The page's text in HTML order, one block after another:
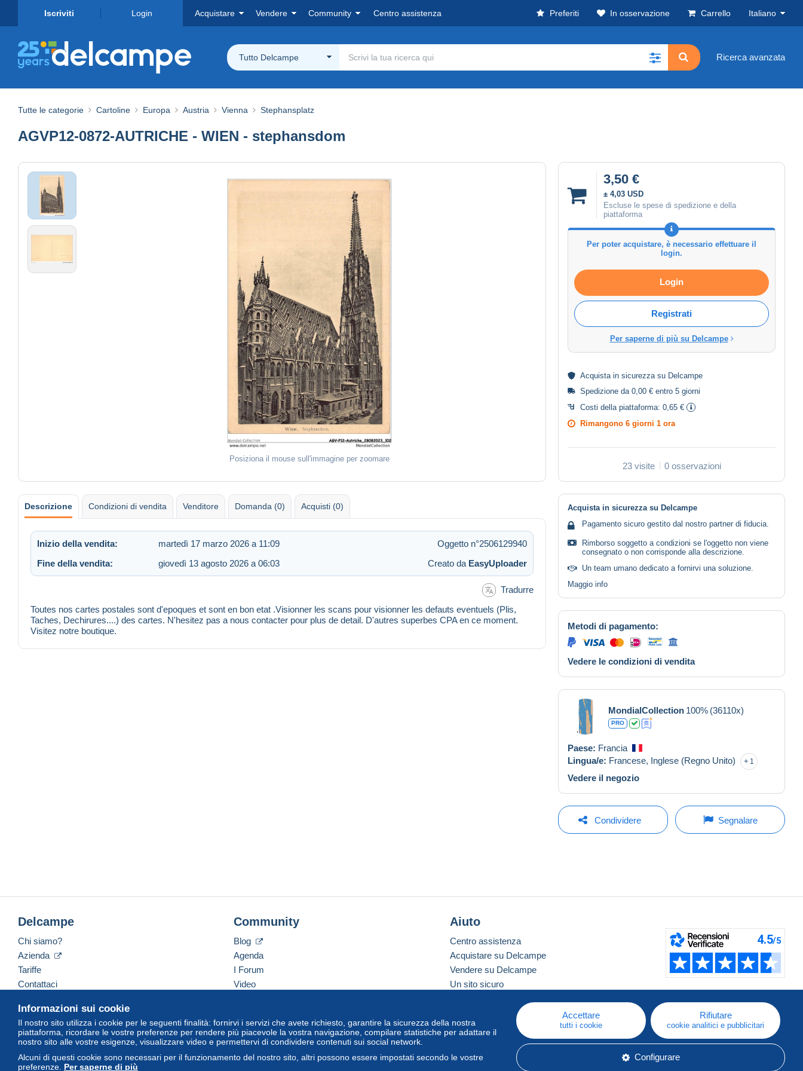
Iscriviti Login Acquistare Vendere Community Centro assistenza Preferiti In osservazione Carrello Italiano
Tutto Delcampe Ricerca avanzata
Tutte le categorie Cartoline Europa Austria Vienna Stephansplatz
AGVP12-0872-AUTRICHE - WIEN - stephansdom
Posiziona il mouse sull'immagine per zoomare
3,50 €
± 4,03 USD
Escluse le spese di spedizione e della
piattaforma
Per poter acquistare, è necessario effettuare il
login.
Login
Registrati
Per saperne di più su Delcampe
Acquista in sicurezza su Delcampe
Spedizione da 0,00 € entro 5 giorni
Costi della piattaforma: 0,65 €
Rimangono 6 giorni 1 ora
23 visite 0 osservazioni
Descrizione Condizioni di vendita Venditore Domanda (0) Acquisti (0)
Inizio della vendita: martedì 17 marzo 2026 a 11:09
Oggetto n°2506129940
Fine della vendita:
giovedì 13 agosto 2026 a 06:03 Creato da EasyUploader
Tradurre
Toutes nos cartes postales sont d'epoques et sont en bon etat .Visionner les scans pour visionner les defauts eventuels (Plis,
Taches, Dechirures....) des cartes. N'hesitez pas a nous contacter pour plus de detail. D'autres superbes CPA en ce moment.
Visitez notre boutique.
Acquista in sicurezza su Delcampe
Pagamento sicuro gestito dal nostro partner di fiducia.
Rimborso soggetto a condizioni se l'oggetto non viene
consegnato o non corrisponde alla descrizione.
Un team umano dedicato a fornirvi una soluzione.
Maggio info
Metodi di pagamento:
Vedere le condizioni di vendita
MondialCollection 100% (36110x)
PRO
Paese: Francia
Lingua/e: Francese, Inglese (Regno Unito) 1
Vedere il negozio
Condividere Segnalare
Informazioni sui cookie
Il nostro sito utilizza i cookie per le seguenti finalità: fornirvi i servizi che avete richiesto, garantire la sicurezza della nostra
piattaforma, ricordare le vostre preferenze per rendere più piacevole la vostra navigazione, compilare statistiche per adattare il
nostro sito alle vostre esigenze, visualizzare video e permettervi di condividere contenuti sui social network.
Alcuni di questi cookie sono necessari per il funzionamento del nostro sito, altri possono essere impostati secondo le vostre
preferenze. Per saperne di più
Accettare
tutti i cookie
Rifiutare
cookie analitici e pubblicitari
Configurare
Delcampe
Chi siamo?
Azienda
Tariffe
Contattaci
Community
Blog
Agenda
I Forum
Video
Aiuto
Centro assistenza
Acquistare su Delcampe
Vendere su Delcampe
Un sito sicuro
Italiano USD America/Indiana/Vevay Versione standard
© Delcampe International Srl. Tutti i diritti riservati.